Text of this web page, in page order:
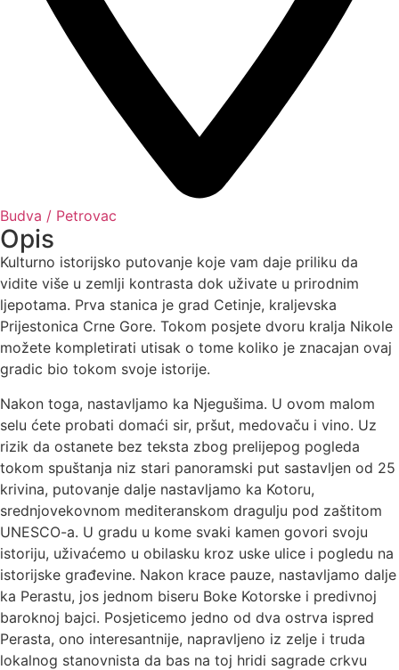
Budva / Petrovac
Opis
Kulturno istorijsko putovanje koje vam daje priliku da
vidite više u zemlji kontrasta dok uživate u prirodnim
ljepotama. Prva stanica je grad Cetinje, kraljevska
Prijestonica Crne Gore. Tokom posjete dvoru kralja Nikole
možete kompletirati utisak o tome koliko je znacajan ovaj
gradic bio tokom svoje istorije.
Nakon toga, nastavljamo ka Njegušima. U ovom malom
selu ćete probati domaći sir, pršut, medovaču i vino. Uz
rizik da ostanete bez teksta zbog prelijepog pogleda
tokom spuštanja niz stari panoramski put sastavljen od 25
krivina, putovanje dalje nastavljamo ka Kotoru,
srednjovekovnom mediteranskom dragulju pod zaštitom
UNESCO-a. U gradu u kome svaki kamen govori svoju
istoriju, uživaćemo u obilasku kroz uske ulice i pogledu na
istorijske građevine. Nakon krace pauze, nastavljamo dalje
ka Perastu, jos jednom biseru Boke Kotorske i predivnoj
baroknoj bajci. Posjeticemo jedno od dva ostrva ispred
Perasta, ono interesantnije, napravljeno iz zelje i truda
lokalnog stanovnista da bas na toj hridi sagrade crkvu